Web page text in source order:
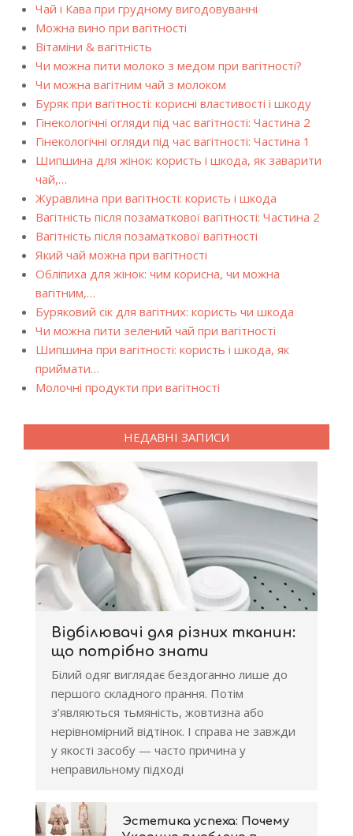
Чай і Кава при грудному вигодовуванні
Можна вино при вагітності
Вітаміни & вагітність
Чи можна пити молоко з медом при вагітності?
Чи можна вагітним чай з молоком
Буряк при вагітності: корисні властивості і шкоду
Гінекологічні огляди під час вагітності: Частина 2
Гінекологічні огляди під час вагітності: Частина 1
Шипшина для жінок: користь і шкода, як заварити
чай,…
Журавлина при вагітності: користь і шкода
Вагітність після позаматкової вагітності: Частина 2
Вагітність після позаматкової вагітності
Який чай можна при вагітності
Обліпиха для жінок: чим корисна, чи можна
вагітним,…
Буряковий сік для вагітних: користь чи шкода
Чи можна пити зелений чай при вагітності
Шипшина при вагітності: користь і шкода, як
приймати…
Молочні продукти при вагітності
НЕДАВНІ ЗАПИСИ
Відбілювачі для різних тканин:
що потрібно знати
Білий одяг виглядає бездоганно лише до
першого складного прання. Потім
з’являються тьмяність, жовтизна або
нерівномірний відтінок. І справа не завжди
у якості засобу — часто причина у
неправильному підході
Эстетика успеха: Почему